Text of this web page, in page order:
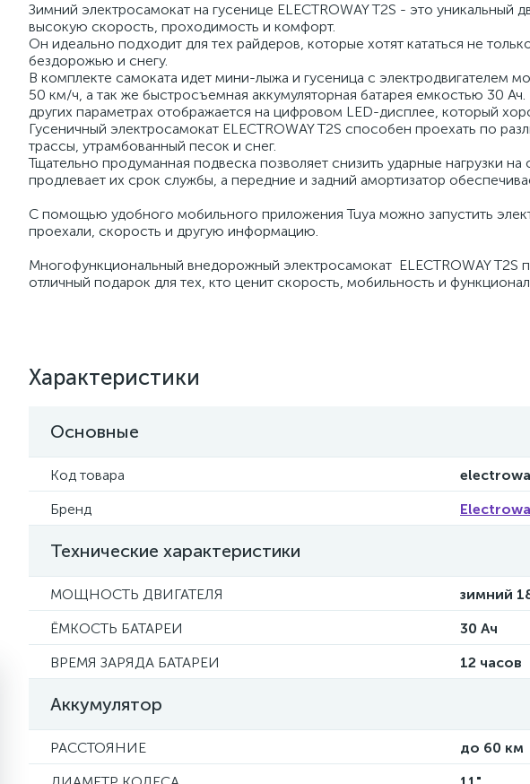
10 дюймов
ДЛЯ ГИРОСКУТЕРОВ
ДЛЯ НАЧИНАЮЩИХ
AirwheelELECTROWAY
Airwheel
Зимний электросамокат на гусенице ELECTROWAY T2S - это уникальный
высокую скорость, проходимость и комфорт.
Он идеально подходит для тех райдеров, которые хотят кататься не
бездорожью и снегу.
В комплекте самоката идет мини-лыжа и гусеница с электродвигателем
50 км/ч, а так же быстросъемная аккумуляторная батарея емкостью 30
других параметрах отображается на цифровом LED-дисплее, который
Гусеничный электросамокат ELECTROWAY T2S способен проехать по
трассы, утрамбованный песок и снег.
Тщательно продуманная подвеска позволяет снизить ударные нагрузки
продлевает их срок службы, а передние и задний амортизатор
С помощью удобного мобильного приложения Tuya можно запустить
проехали, скорость и другую информацию.
Многофункциональный внедорожный электросамокат ELECTROWAY T2S
отличный подарок для тех, кто ценит скорость, мобильность и
Характеристики
Основные
Код товара
Бренд
Технические характеристики
МОЩНОСТЬ ДВИГАТЕЛЯ
зимний
ЁМКОСТЬ БАТАРЕИ
30 Ач
ВРЕМЯ ЗАРЯДА БАТАРЕИ
12 часов
Аккумулятор
РАССТОЯНИЕ
до 60 км